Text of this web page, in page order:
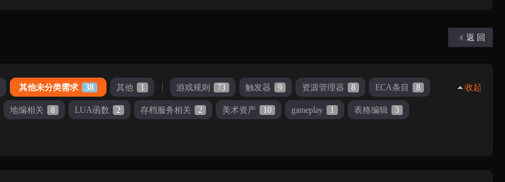
返 回
收起
其他未分类需求 38 其他 1 游戏规则 73 触发器 9 资源管理器 8 ECA条目 8
地编相关 8 LUA函数 2 存档服务相关 2 美术资产 10 gameplay 1 表格编辑 3